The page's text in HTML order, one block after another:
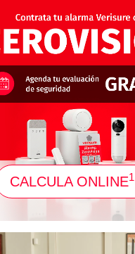
CALCULA ONLINE1